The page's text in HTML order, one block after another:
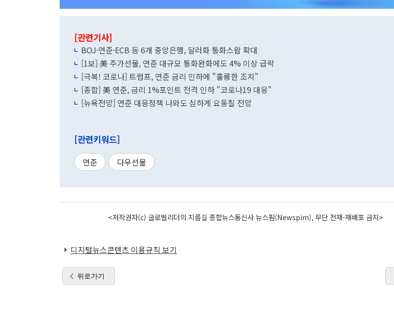
[관련기사]
BOJ·연준·ECB 등 6개 중앙은행, 달러화 통화스왑 확대
[1보] 美 주가선물, 연준 대규모 통화완화에도 4% 이상 급락
[극복! 코로나] 트럼프, 연준 금리 인하에 "훌륭한 조치"
[종합] 美 연준, 금리 1%포인트 전격 인하 "코로나19 대응"
[뉴욕전망] 연준 대응정책 나와도 심하게 요동칠 전망
[관련키워드]
연준 다우선물
<저작권자(c) 글로벌리더의 지름길 종합뉴스통신사 뉴스핌(Newspim), 무단 전재-재배포 금지>
디지털뉴스콘텐츠 이용규칙 보기
뒤로가기